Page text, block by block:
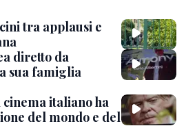
tra applausi e
diretto da
sua famiglia
cinema italiano ha
del mondo e del